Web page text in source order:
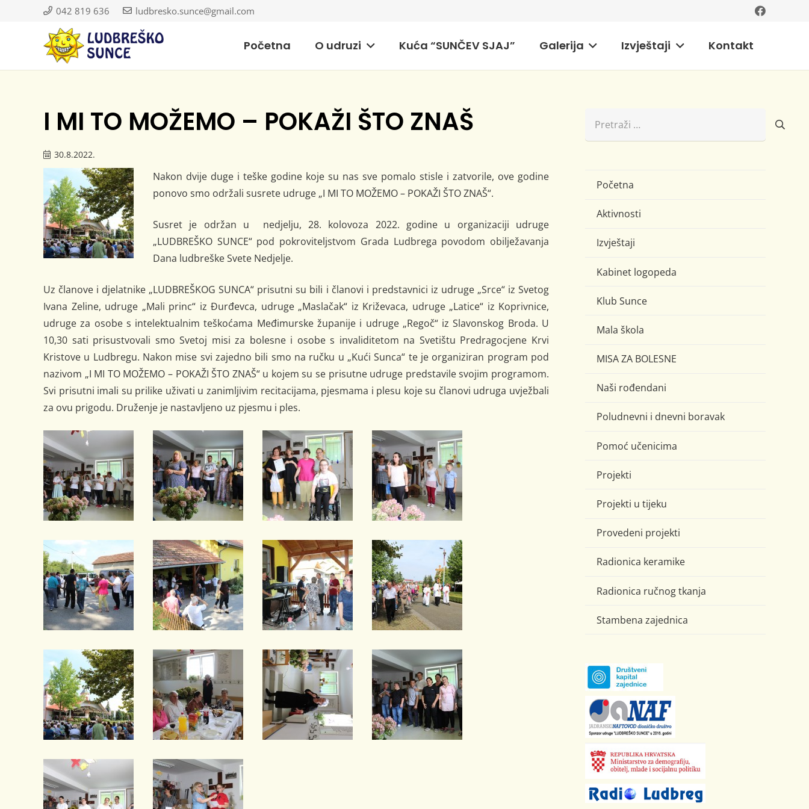
042 819 636 ludbresko.sunce@gmail.com
Početna O udruzi Kuća “SUNČEV SJAJ” Galerija Izvještaji Kontakt
I MI TO MOŽEMO – POKAŽI ŠTO ZNAŠ
30.8.2022.
Nakon dvije duge i teške godine koje su nas sve pomalo stisle i zatvorile, ove godine
ponovo smo održali susrete udruge „I MI TO MOŽEMO – POKAŽI ŠTO ZNAŠ“.
Susret je održan u nedjelju, 28. kolovoza 2022. godine u organizaciji udruge
„LUDBREŠKO SUNCE“ pod pokroviteljstvom Grada Ludbrega povodom obilježavanja
Dana ludbreške Svete Nedjelje.
Uz članove i djelatnike „LUDBREŠKOG SUNCA“ prisutni su bili i članovi i predstavnici iz udruge „Srce“ iz Svetog
Ivana Zeline, udruge „Mali princ“ iz Đurđevca, udruge „Maslačak“ iz Križevaca, udruge „Latice“ iz Koprivnice,
udruge za osobe s intelektualnim teškoćama Međimurske županije i udruge „Regoč“ iz Slavonskog Broda. U
10,30 sati prisustvovali smo Svetoj misi za bolesne i osobe s invaliditetom na Svetištu Predragocjene Krvi
Kristove u Ludbregu. Nakon mise svi zajedno bili smo na ručku u „Kući Sunca“ te je organiziran program pod
nazivom „I MI TO MOŽEMO – POKAŽI ŠTO ZNAŠ“ u kojem su se prisutne udruge predstavile svojim programom.
Svi prisutni imali su prilike uživati u zanimljivim recitacijama, pjesmama i plesu koje su članovi udruga uvježbali
za ovu prigodu. Druženje je nastavljeno uz pjesmu i ples.
Početna
Aktivnosti
Izvještaji
Kabinet logopeda
Klub Sunce
Mala škola
MISA ZA BOLESNE
Naši rođendani
Poludnevni i dnevni boravak
Pomoć učenicima
Projekti
Projekti u tijeku
Provedeni projekti
Radionica keramike
Radionica ručnog tkanja
Stambena zajednica